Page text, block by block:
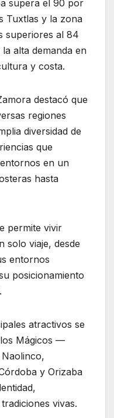
supera el 90 por
Tuxtlas y la zona
superiores al 84
alta demanda en
y costa.
destacó que
regiones
diversidad de
que
en un
hasta
permite vivir
solo viaje, desde
entornos
posicionamiento
atractivos se
Mágicos —
y Orizaba
vivas.